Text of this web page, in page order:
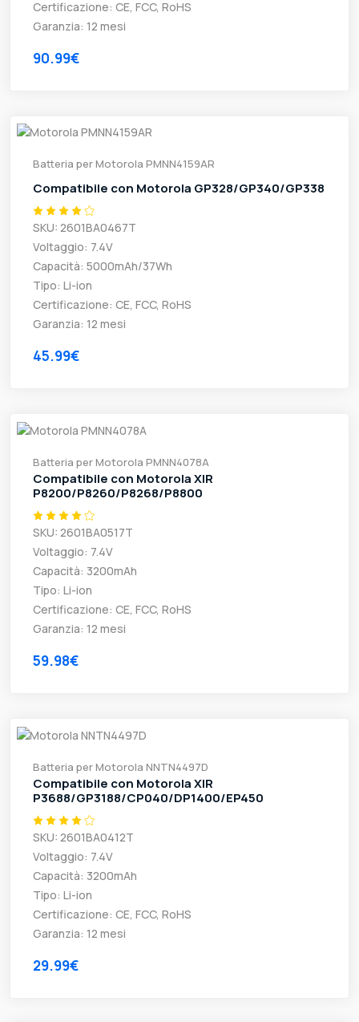
Certificazione: CE, FCC, RoHS
Garanzia: 12 mesi
90.99€
Batteria per Motorola PMNN4159AR
Compatibile con Motorola GP328/GP340/GP338
SKU: 2601BA0467T
Voltaggio: 7.4V
Capacità: 5000mAh/37Wh
Tipo: Li-ion
Certificazione: CE, FCC, RoHS
Garanzia: 12 mesi
45.99€
Batteria per Motorola PMNN4078A
Compatibile con Motorola XIR
P8200/P8260/P8268/P8800
SKU: 2601BA0517T
Voltaggio: 7.4V
Capacità: 3200mAh
Tipo: Li-ion
Certificazione: CE, FCC, RoHS
Garanzia: 12 mesi
59.98€
Batteria per Motorola NNTN4497D
Compatibile con Motorola XIR
P3688/GP3188/CP040/DP1400/EP450
SKU: 2601BA0412T
Voltaggio: 7.4V
Capacità: 3200mAh
Tipo: Li-ion
Certificazione: CE, FCC, RoHS
Garanzia: 12 mesi
29.99€